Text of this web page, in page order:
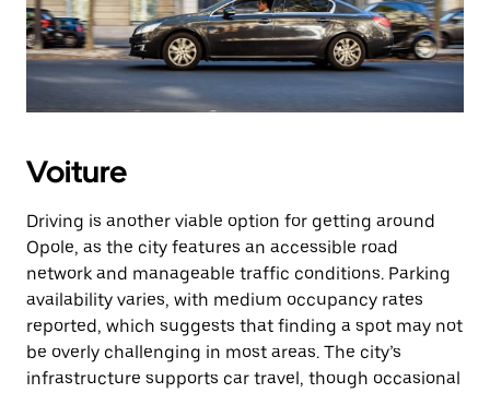
Voiture
Driving is another viable option for getting around
Opole, as the city features an accessible road
network and manageable traffic conditions. Parking
availability varies, with medium occupancy rates
reported, which suggests that finding a spot may not
be overly challenging in most areas. The city’s
infrastructure supports car travel, though occasional